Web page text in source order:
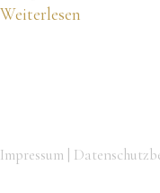
Weiterlesen
Impressum